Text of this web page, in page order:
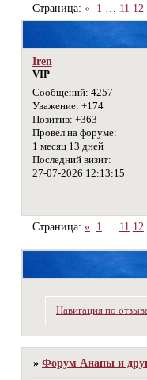
Страница: « 1 11 12
Iren
VIP
Сообщений: 4257
Уважение: +174
Позитив: +363
Провел на форуме:
1 месяц 13 дней
Последний визит:
27-07-2026 12:13:15
Страница: « 1 … 11 12
Навигация по
» Форум Анапы и